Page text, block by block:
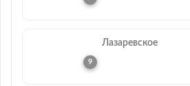
Лазаревское